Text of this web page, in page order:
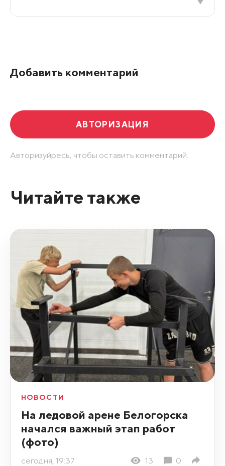
Добавить комментарий
АВТОРИЗАЦИЯ
Авторизуйресь, чтобы оставить комментарий.
Читайте также
НОВОСТИ
На ледовой арене Белогорска
начался важный этап работ
(фото)
сегодня, 19:37 13 0